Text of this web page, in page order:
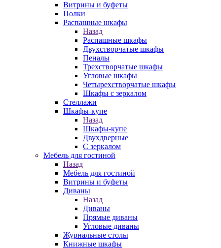
Витрины и буфеты
Полки
Распашные шкафы
Назад
Распашные шкафы
Двухстворчатые шкафы
Пеналы
Трехстворчатые шкафы
Угловые шкафы
Четырехстворчатые шкафы
Шкафы с зеркалом
Стеллажи
Шкафы-купе
Назад
Шкафы-купе
Двухдверные
С зеркалом
Мебель для гостиной
Назад
Мебель для гостиной
Витрины и буфеты
Диваны
Назад
Диваны
Прямые диваны
Угловые диваны
Журнальные столы
Книжные шкафы